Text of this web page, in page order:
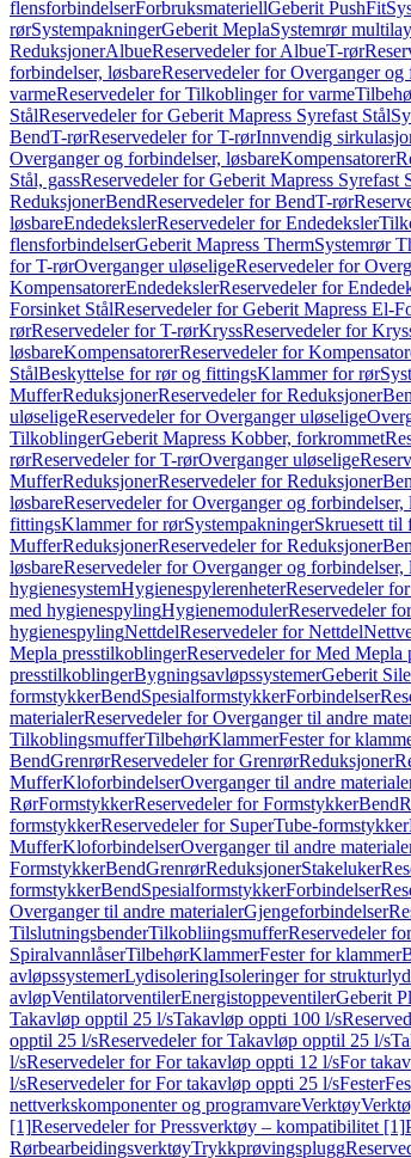
flensforbindelserForbruksmateriellGeberit PushFit
rørSystempakningerGeberit MeplaSystemrør
ReduksjonerAlbueReservedeler for AlbueT-rør
forbindelser, løsbareReservedeler for Overganger og
varmeReservedeler for Tilkoblinger for varme
StålReservedeler for Geberit Mapress Syrefast Stål
BendT-rørReservedeler for T-rørInnvendig
Overganger og forbindelser, løsbareKompensatorer
Stål, gassReservedeler for Geberit Mapress Syrefast
ReduksjonerBendReservedeler for BendT-rør
løsbareEndedekslerReservedeler for Endedeksler
flensforbindelserGeberit Mapress ThermSystemrør
for T-rørOverganger uløseligeReservedeler for
KompensatorerEndedekslerReservedeler for
Forsinket StålReservedeler for Geberit Mapress El-
rørReservedeler for T-rørKryssReservedeler for
løsbareKompensatorerReservedeler for
StålBeskyttelse for rør og fittingsKlammer for rør
MufferReduksjonerReservedeler for Reduksjoner
uløseligeReservedeler for Overganger uløselige
TilkoblingerGeberit Mapress Kobber, forkrommet
rørReservedeler for T-rørOverganger uløselige
MufferReduksjonerReservedeler for Reduksjoner
løsbareReservedeler for Overganger og forbindelser,
fittingsKlammer for rørSystempakningerSkruesett til
MufferReduksjonerReservedeler for Reduksjoner
løsbareReservedeler for Overganger og forbindelser,
hygienesystemHygienespylerenheterReservedeler
med hygienespylingHygienemodulerReservedeler
hygienespylingNettdelReservedeler for Nettdel
Mepla presstilkoblingerReservedeler for Med Mepla
presstilkoblingerBygningsavløpssystemerGeberit
formstykkerBendSpesialformstykkerForbindelser
materialerReservedeler for Overganger til andre
TilkoblingsmufferTilbehørKlammerFester for
BendGrenrørReservedeler for GrenrørReduksjoner
MufferKloforbindelserOverganger til andre
RørFormstykkerReservedeler for FormstykkerBend
formstykkerReservedeler for SuperTube-formstykker
MufferKloforbindelserOverganger til andre
FormstykkerBendGrenrørReduksjonerStakeluker
formstykkerBendSpesialformstykkerForbindelser
Overganger til andre materialerGjengeforbindelser
TilslutningsbenderTilkobliingsmufferReservedeler
SpiralvannlåserTilbehørKlammerFester for klammer
avløpssystemerLydisoleringIsoleringer for
avløpVentilatorventilerEnergistoppeventilerGeberit
Takavløp opptil 25 l/sTakavløp oppti 100 l/s
opptil 25 l/sReservedeler for Takavløp opptil 25 l/s
l/sReservedeler for For takavløp oppti 12 l/sFor
l/sReservedeler for For takavløp oppti 25 l/sFester
nettverkskomponenter og programvareVerktøy
[1]Reservedeler for Pressverktøy – kompatibilitet [1]
RørbearbeidingsverktøyTrykkprøvingsplugg